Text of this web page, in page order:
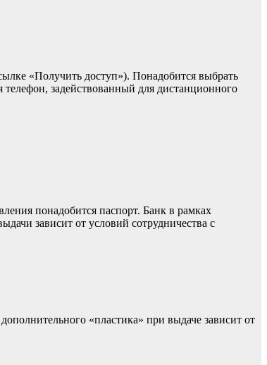
«Получить доступ»). Понадобится выбрать
телефон, задействованный для дистанционного
понадобится паспорт. Банк в рамках
зависит от условий сотрудничества с
«пластика» при выдаче зависит от